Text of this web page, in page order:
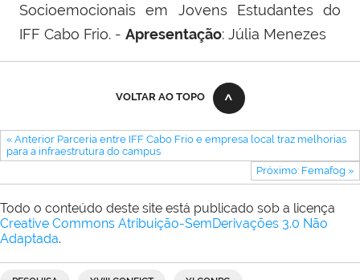
Socioemocionais em Jovens Estudantes do
IFF Cabo Frio. - Apresentação: Júlia Menezes
VOLTAR AO TOPO
« Anterior Parceria entre IFF Cabo Frio e empresa local traz melhorias
para a infraestrutura do campus
Próximo: Femafog »
Todo o conteúdo deste site está publicado sob a licença
Creative Commons Atribuição-SemDerivações 3.0 Não
Adaptada.